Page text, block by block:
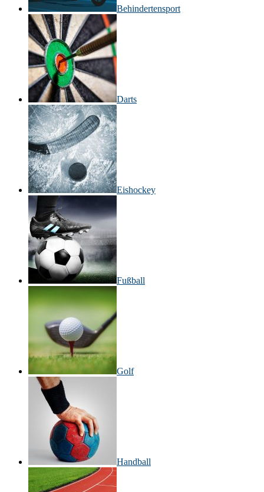
Behinderten­sport
Darts
Eishockey
Fußball
Golf
Handball